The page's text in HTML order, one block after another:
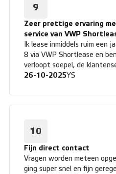
9
Zeer prettige ervaring
service van VWP
Ik lease inmiddels ruim een
8 via VWP Shortlease en
verloopt soepel, de
altijd goed bereikbaar. De
de auto in, maar kijk met
de samenwerking.
26-10-2025YS
10
Fijn direct contact
Vragen worden meteen
ging super snel en fijn